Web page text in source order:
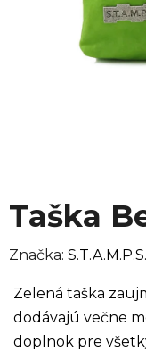
Taška
Značka: S.T.A.M.P.S.
Zelená taška
dodávajú večne
doplnok pre